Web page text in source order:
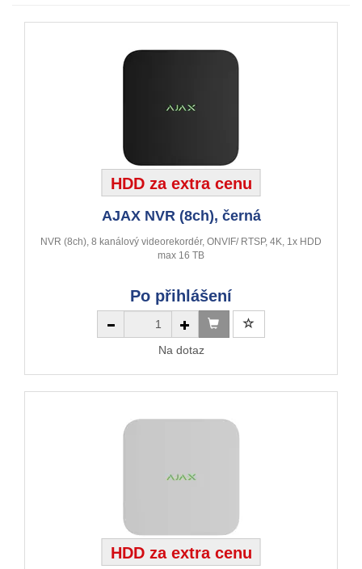
HDD za extra cenu
AJAX NVR (8ch), černá
NVR (8ch), 8 kanálový videorekordér, ONVIF/ RTSP, 4K, 1x HDD
max 16 TB
Po přihlášení
Na dotaz
HDD za extra cenu